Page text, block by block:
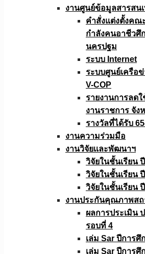
งานศูนย์ข้อมูลสารสน
คำสั่งแต่งตั้งคณ
กำลังคนอาชีวศึ
นครปฐม
ระบบ Internet
ระบบศูนย์เครือ
V-COP
รายงานการลด
งานราชการ จัง
รางวัลที่ได้รับ
งานความร่วมมือ
งานวิจัยเเละพัฒนาฯ
วิจัยในชั้นเรียน
วิจัยในชั้นเรียน
วิจัยในชั้นเรียน
งานประกันคุณภาพส
ผลการประเมิน
รอบที่ 4
เล่ม Sar ปีการศึ
เล่ม Sar ปีการศึ